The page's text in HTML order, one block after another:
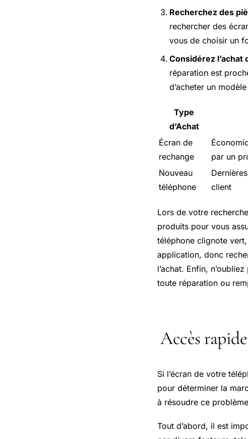
Recherchez des
rechercher des
vous de choisir un
Considérez l’achat
réparation est
d’acheter un
Type
d’Achat
Écran de
rechange
par un
Nouveau
téléphone
client
Lors de votre
produits pour vous
téléphone clignote
application, donc
l’achat. Enfin,
toute réparation ou
Accès rapide
Si l’écran de votre
pour déterminer la
à résoudre ce
Tout d’abord, il est